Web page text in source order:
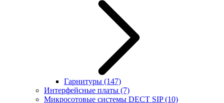
Гарнитуры (147)
Интерфейсные платы (7)
Микросотовые системы DECT SIP(10)